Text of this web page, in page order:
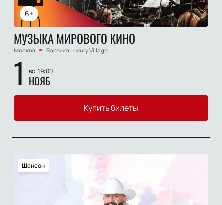
6+
МУЗЫКА МИРОВОГО КИНО
Москва Барвиха Luxury Village
1 вс, 19:00
НОЯБ
Купить билеты
Шансон